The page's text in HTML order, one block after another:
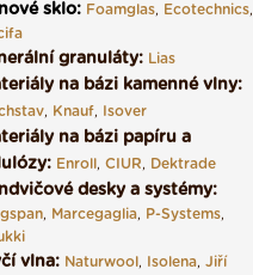
sklo: Foamglas, Ecotechnics,
granuláty: Lias
na bázi kamenné vlny:
, Knauf, Isover
na bázi papíru a
Enroll, CIUR, Dektrade
desky a systémy:
, Marcegaglia, P-Systems,
vlna: Naturwool, Isolena, Jiří